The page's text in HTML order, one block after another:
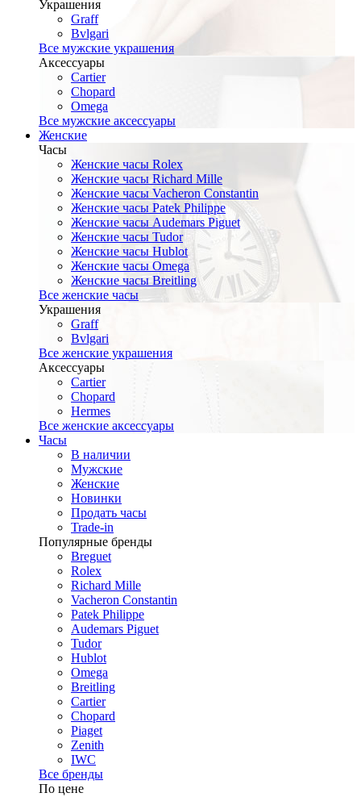
Украшения
Graff
Bvlgari
Все мужские украшения
Аксессуары
Cartier
Chopard
Omega
Все мужские аксессуары
Женские
Часы
Женские часы Rolex
Женские часы Richard Mille
Женские часы Vacheron Constantin
Женские часы Patek Philippe
Женские часы Audemars Piguet
Женские часы Tudor
Женские часы Hublot
Женские часы Omega
Женские часы Breitling
Все женские часы
Украшения
Graff
Bvlgari
Все женские украшения
Аксессуары
Cartier
Chopard
Hermes
Все женские аксессуары
Часы
В наличии
Мужские
Женские
Новинки
Продать часы
Trade-in
Популярные бренды
Breguet
Rolex
Richard Mille
Vacheron Constantin
Patek Philippe
Audemars Piguet
Tudor
Hublot
Omega
Breitling
Cartier
Chopard
Piaget
Zenith
IWC
Все бренды
По цене